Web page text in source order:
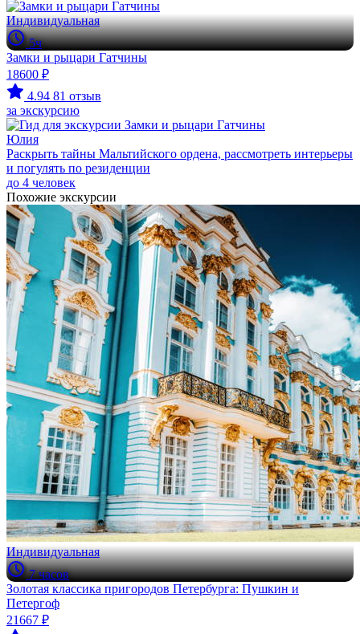
Индивидуальная
5ч
Замки и рыцари Гатчины
18600 ₽
4.94 81 отзыв
за экскурсию
Юлия
Раскрыть тайны Мальтийского ордена, рассмотреть интерьеры
и погулять по резиденции
до 4 человек
Похожие экскурсии
Индивидуальная
7 часов
Золотая классика пригородов Петербурга: Пушкин и
Петергоф
21667 ₽